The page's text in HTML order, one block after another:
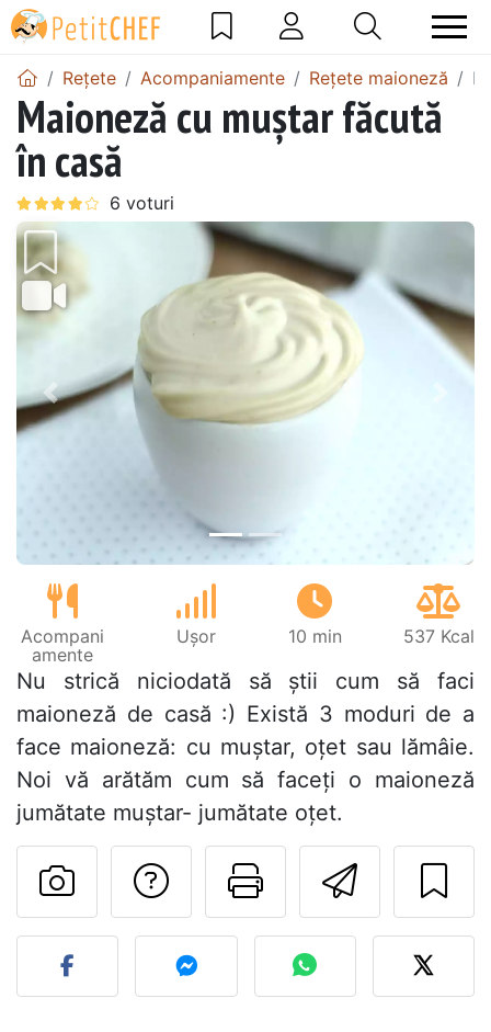
Rețete Acompaniamente Rețete maioneză
Maioneză cu muștar făcută
în casă
Precedentul
Acompani
amente
Ușor 10 min 537 Kcal
Nu strică niciodată să știi cum să faci
maioneză de casă :) Există 3 moduri de a
face maioneză: cu muștar, oțet sau lămâie.
Noi vă arătăm cum să faceți o maioneză
jumătate muștar- jumătate oțet.
Printează
Adresează o
Postează o poză cu